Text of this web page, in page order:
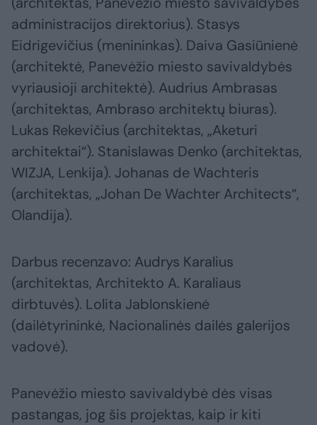
administracijos direktorius). Stasys
Eidrigevičius (menininkas). Daiva Gasiūnienė
(architektė, Panevėžio miesto savivaldybės
vyriausioji architektė). Audrius Ambrasas
(architektas, Ambraso architektų biuras).
Lukas Rekevičius (architektas, „Aketuri
architektai“). Stanislawas Denko (architektas,
WIZJA, Lenkija). Johanas de Wachteris
(architektas, „Johan De Wachter Architects“,
Olandija).
Darbus recenzavo: Audrys Karalius
(architektas, Architekto A. Karaliaus
dirbtuvės). Lolita Jablonskienė
(dailėtyrininkė, Nacionalinės dailės galerijos
vadovė).
Panevėžio miesto savivaldybė dės visas
pastangas, jog šis projektas, kaip ir kiti